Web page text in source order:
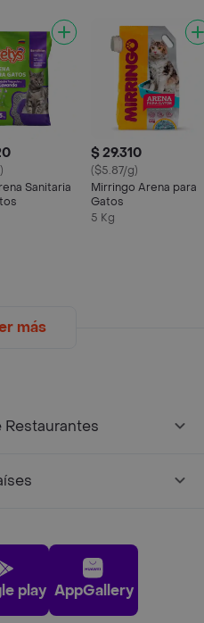
Sanitaria
$ 29.310
($5.87/g)
Mirringo Arena para
Gatos
5 Kg
más
Restaurantes
play AppGallery